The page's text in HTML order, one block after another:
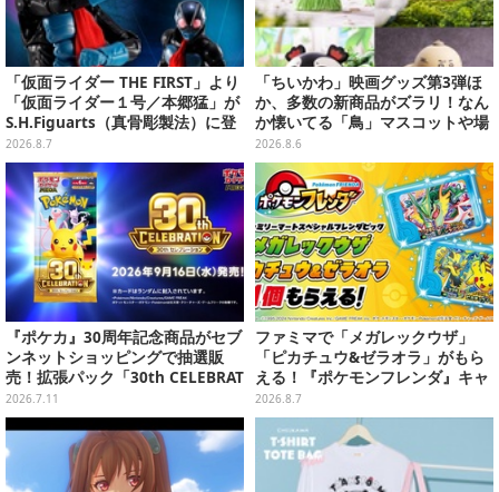
「仮面ライダー THE FIRST」より
「仮面ライダー１号／本郷猛」が
S.H.Figuarts（真骨彫製法）に登
場！8月18日より予約受付開始
2026.8.7
「ちいかわ」映画グッズ第3弾ほ
か、多数の新商品がズラリ！なん
か懐いてる「鳥」マスコットや場
面写アイテムなど必見のラインナ
ップ
2026.8.6
『ポケカ』30周年記念商品がセブ
ンネットショッピングで抽選販
売！拡張パック「30th CELEBRAT
ION」と「エーフィ・ブラッキー
セット」が対象
2026.7.11
ファミマで「メガレックウザ」
「ピカチュウ&ゼラオラ」がもら
える！『ポケモンフレンダ』キャ
ンペーンが8月11日開始
2026.8.7